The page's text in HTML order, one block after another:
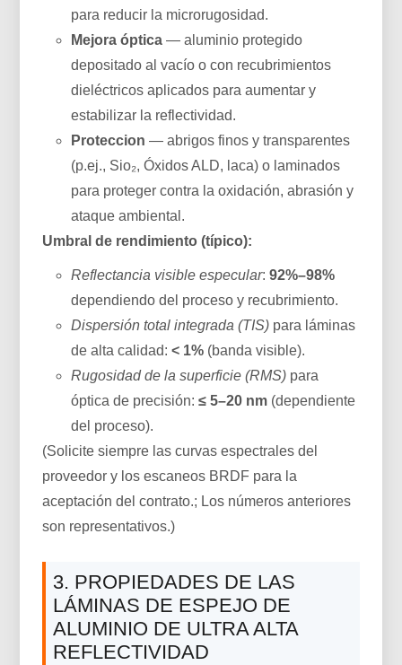
para reducir la microrugosidad.
Mejora óptica — aluminio protegido
depositado al vacío o con recubrimientos
dieléctricos aplicados para aumentar y
estabilizar la reflectividad.
Proteccion — abrigos finos y transparentes
(p.ej., Sio₂, Óxidos ALD, laca) o laminados
para proteger contra la oxidación, abrasión y
ataque ambiental.
Umbral de rendimiento (típico):
Reflectancia visible especular:92%–98%
dependiendo del proceso y recubrimiento.
Dispersión total integrada (TIS) para láminas
de alta calidad:< 1% (banda visible).
Rugosidad de la superficie (RMS) para
óptica de precisión:≤ 5–20 nm (dependiente
del proceso).
(Solicite siempre las curvas espectrales del
proveedor y los escaneos BRDF para la
aceptación del contrato.; Los números anteriores
son representativos.)
3. PROPIEDADES DE LAS
LÁMINAS DE ESPEJO DE
ALUMINIO DE ULTRA ALTA
REFLECTIVIDAD